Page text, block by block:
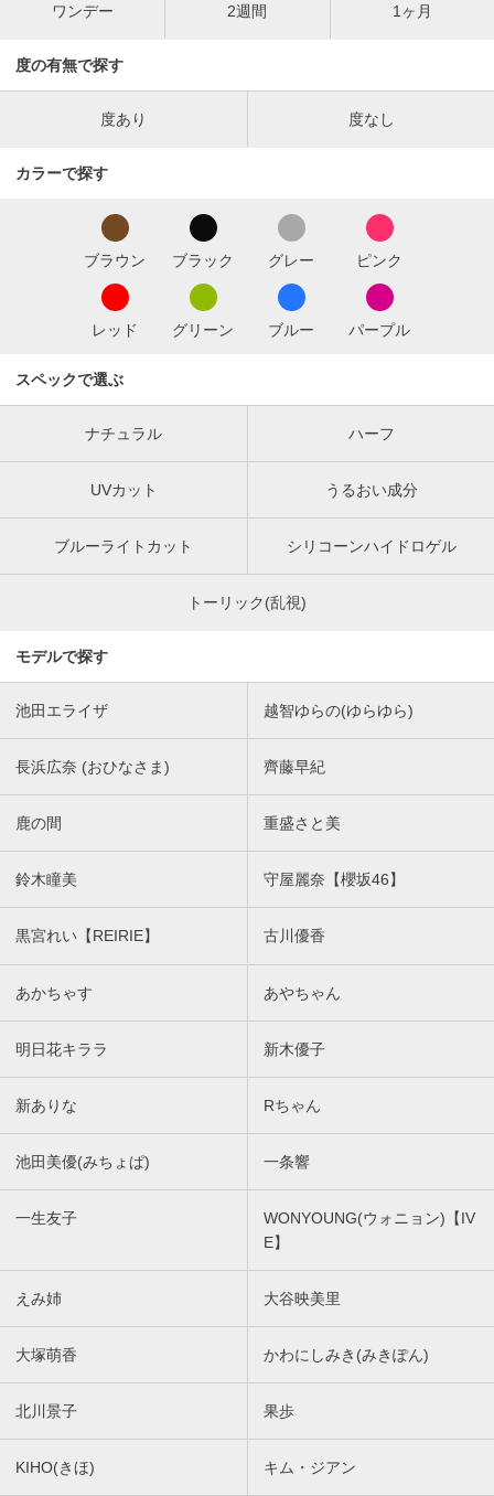
ワンデー 2週間 1ヶ月
度の有無で探す
度あり 度なし
カラーで探す
ブラウン ブラック グレー ピンク
レッド グリーン ブルー パープル
スペックで選ぶ
ナチュラル ハーフ
UVカット うるおい成分
ブルーライトカット シリコーンハイドロゲル
トーリック(乱視)
モデルで探す
池田エライザ 越智ゆらの(ゆらゆら)
長浜広奈 (おひなさま) 齊藤早紀
鹿の間 重盛さと美
鈴木瞳美 守屋麗奈【櫻坂46】
黒宮れい【REIRIE】 古川優香
あかちゃす あやちゃん
明日花キララ 新木優子
新ありな Rちゃん
池田美優(みちょぱ) 一条響
一生友子
WONYOUNG(ウォニョン)【IV
E】
えみ姉 大谷映美里
大塚萌香 かわにしみき(みきぽん)
北川景子 果歩
KIHO(きほ) キム・ジアン